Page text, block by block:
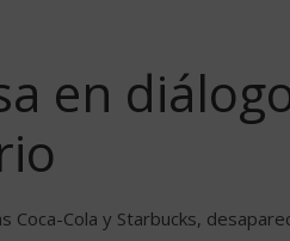
en
Coca-Cola y Starbucks,